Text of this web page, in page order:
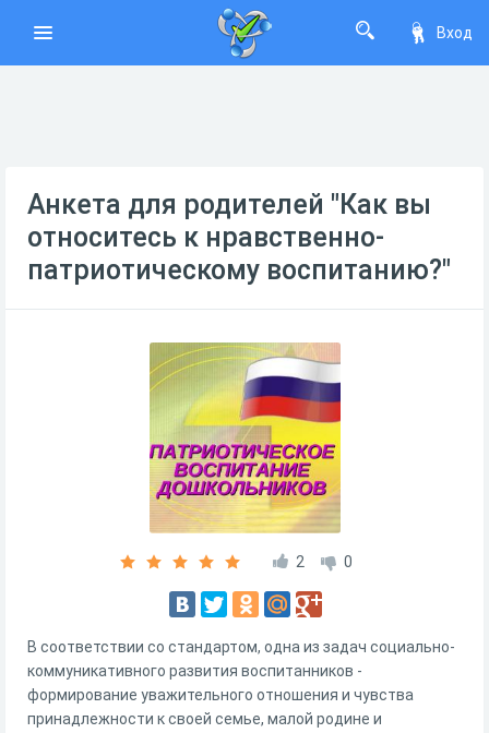
Вход
Анкета для родителей "Как вы
относитесь к нравственно-
патриотическому воспитанию?"
2 0
В соответствии со стандартом, одна из задач социально-
коммуникативного развития воспитанников -
формирование уважительного отношения и чувства
принадлежности к своей семье, малой родине и